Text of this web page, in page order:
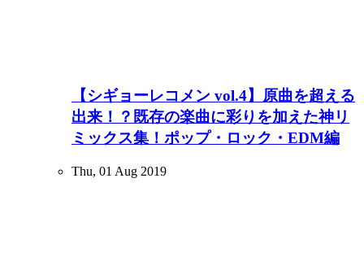
【シギョーレコメン vol.4】原曲を超える
出来！？既存の楽曲に彩りを加えた神リ
ミックス集！ポップ・ロック・EDM編
Thu, 01 Aug 2019